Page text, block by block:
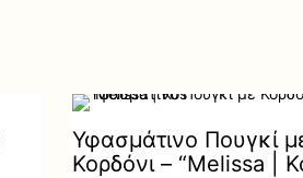
Υφασμάτινο Πουγκί
Κορδόνι – “Melissa |